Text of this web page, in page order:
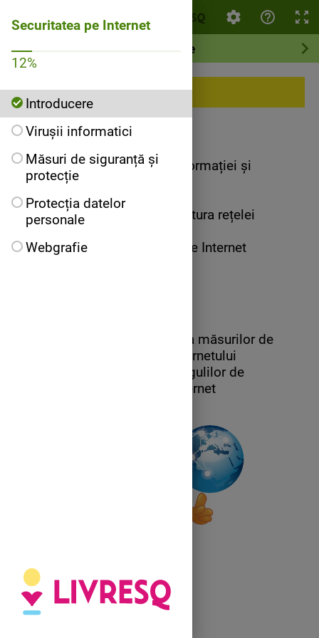
Securitatea pe Internet
12%
Introducere
Virușii informatici
Măsuri de siguranță și
protecție
Protecția datelor
personale
Webgrafie
Securitatea pe Internet
Introducere
Introducere
Disciplina: Tehnologia Informației și
Comunicațiilor
Clasa: a IX-a
Unitatea de învățare: Structura rețelei
Titlul lecției: Securitatea pe Internet
3.7 Descrierea şi aplicarea măsurilor de
securitate în utilizarea internetului
3.8 Utilizarea corectă a regulilor de
comportare în reţeaua Internet